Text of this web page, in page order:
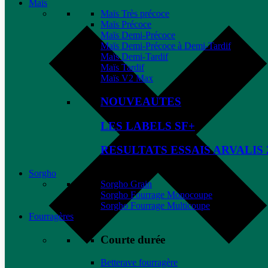
Maïs
Maïs Très précoce
Maïs Précoce
Maïs Demi-Précoce
Maïs Demi-Précoce à Demi-Tardif
Maïs Demi-Tardif
Maïs Tardif
Maïs V2 Max
NOUVEAUTES
LES LABELS SF+
RESULTATS ESSAIS ARVALIS
Sorgho
Sorgho Grain
Sorgho Fourrage Monocoupe
Sorgho Fourrage Multicoupe
Fourragères
Courte durée
Betterave fourragère